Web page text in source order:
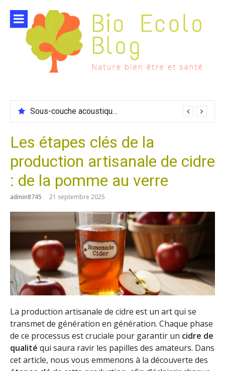
contenu
Sous-couche acoustique compatible chauffage sol
Les étapes clés de la
production artisanale de cidre
: de la pomme au verre
admin8745 21 septembre 2025
La production artisanale de cidre est un art qui se
transmet de génération en génération. Chaque phase
de ce processus est cruciale pour garantir un cidre de
qualité qui saura ravir les papilles des amateurs. Dans
cet article, nous vous emmenons à la découverte des